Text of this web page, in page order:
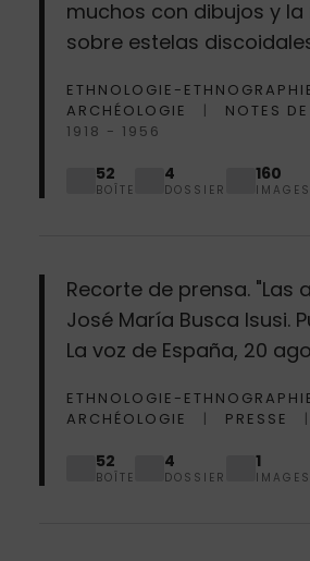
muchos con dibujos y
sobre estelas
ETHNOLOGIE-
ARCHÉOLOGIE
NOTES
1918 - 1956
52
BOÎTE
4
DOSSIER
160
IMAGES
Recorte de prensa. "Las
José María Busca Isusi.
La voz de España, 20
ETHNOLOGIE-
ARCHÉOLOGIE
PRESSE
52
BOÎTE
4
DOSSIER
1
IMAGES